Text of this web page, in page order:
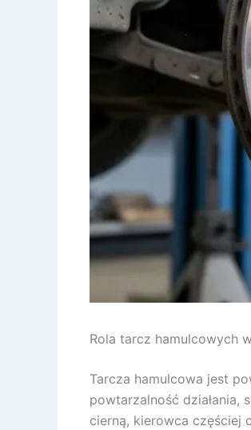
Rola tarcz hamulcowych
Tarcza hamulcowa jest
powtarzalność działania,
cierną, kierowca częściej